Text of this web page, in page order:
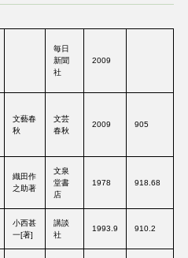
毎日
新聞
社
2009
文藝春
秋
文芸
春秋
2009 905
織田作
之助著
文泉
堂書
店
1978 918.68
小西甚
一[著]
講談
社
1993.9 910.2